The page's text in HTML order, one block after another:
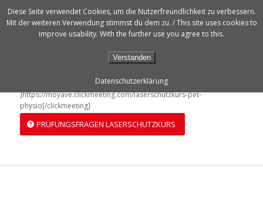
[clickmeeting lang=”en” popup=off
]https://moyave.clickmeeting.com/laserschutzkurs-pet-
physio[/clickmeeting]
PRÜFUNGSFRAGEN LASERSCHUTZKURS
Diese Seite verwendet Cookies, um die Nutzerfreundlichkeit zu verbessern.
Mit der weiteren Verwendung stimmst du dem zu. / This site uses cookies to
improve usability. With the further use you agree to this.
Verstanden
Datenschutzerklärung